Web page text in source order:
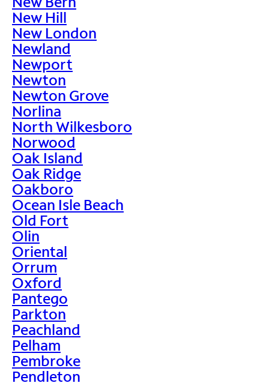
New Hill
New London
Newland
Newport
Newton
Newton Grove
Norlina
North Wilkesboro
Norwood
Oak Island
Oak Ridge
Oakboro
Ocean Isle Beach
Old Fort
Olin
Oriental
Orrum
Oxford
Pantego
Parkton
Peachland
Pelham
Pembroke
Pendleton